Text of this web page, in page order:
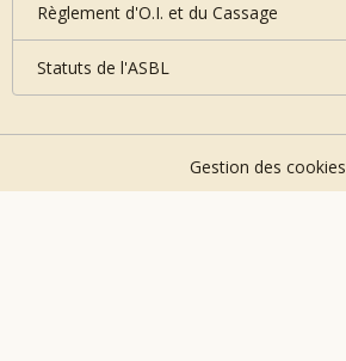
Règlement d'O.I. et du Cassage
Statuts de l'ASBL
Gestion des cookies